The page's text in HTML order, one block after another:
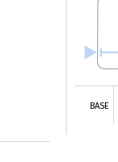
BASE